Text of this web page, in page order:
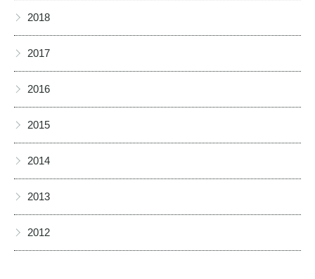
▶ 2018
▶ 2017
▶ 2016
▶ 2015
▶ 2014
▶ 2013
▶ 2012